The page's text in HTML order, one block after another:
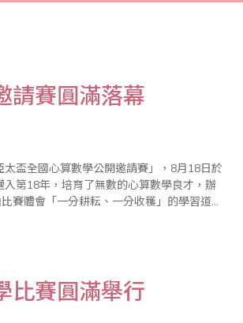
請賽圓滿落幕
盃全國心算數學公開邀請賽」，8月18日於
第18年，培育了無數的心算數學良才，辦
賽體會「一分耕耘、一分收穫」的學習道
比賽圓滿舉行